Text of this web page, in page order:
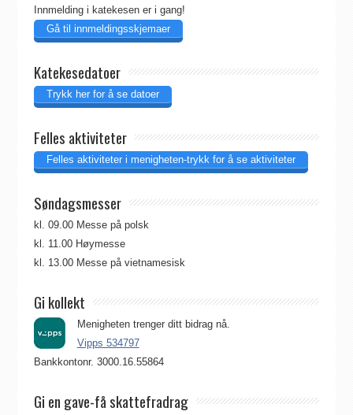
Innmelding i katekesen er i gang!
Gå til innmeldingsskjemaer
Katekesedatoer
Trykk her for å se datoer
Felles aktiviteter
Felles aktiviteter i menigheten-trykk for å se aktiviteter
Søndagsmesser
kl. 09.00 Messe på polsk
kl. 11.00 Høymesse
kl. 13.00 Messe på vietnamesisk
Gi kollekt
Menigheten trenger ditt bidrag nå.
Vipps 534797
Bankkontonr. 3000.16.55864
Gi en gave-få skattefradrag